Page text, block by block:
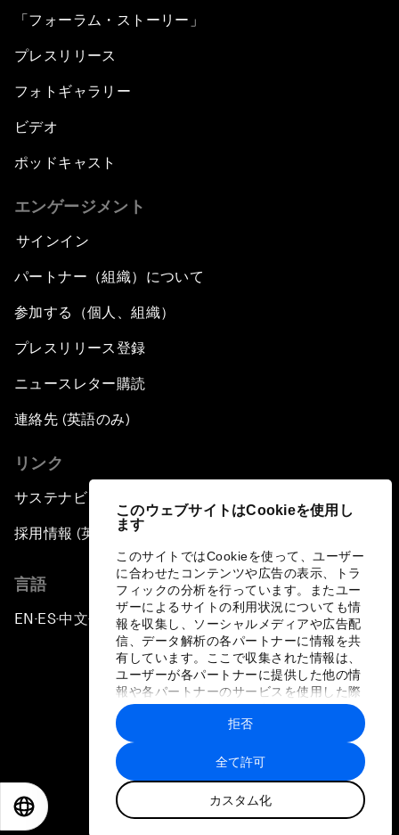
このウェブサイトはCookieを使用し
ます
このサイトではCookieを使って、ユーザー
に合わせたコンテンツや広告の表示、トラ
フィックの分析を行っています。またユー
ザーによるサイトの利用状況についても情
報を収集し、ソーシャルメディアや広告配
信、データ解析の各パートナーに情報を共
有しています。ここで収集された情報は、
ユーザーが各パートナーに提供した他の情
報や各パートナーのサービスを使用した際
に収集された情報と組み合わされ、各パー
トナーによって使用されることがありま
す。
全て許可
カスタム化
拒否
「フォーラム・ストーリー」
プレスリリース
フォトギャラリー
ビデオ
ポッドキャスト
エンゲージメント
サインイン
パートナー（組織）について
参加する（個人、組織）
プレスリリース登録
ニュースレター購読
連絡先 (英語のみ)
リンク
サステナビリティへの取り組み
採用情報 (英語のみ)
言語
EN ▪ ES▪中文▪ 日本語
プライバシーポリシーと利用規約
サイトマップ
©
世界経済フォーラム